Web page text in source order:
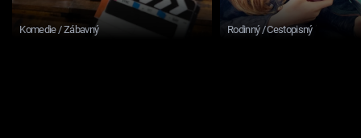
Komedie / Zábavný Rodinný / Cestopisný